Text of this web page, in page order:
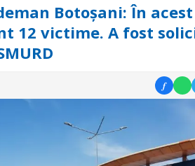
Botoșani: În acest
12 victime. A fost
f